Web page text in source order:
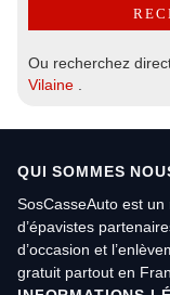
Ou recherchez
Vilaine
QUI SOMMES
SosCasseAuto est
d’épavistes
d’occasion et
gratuit partout en